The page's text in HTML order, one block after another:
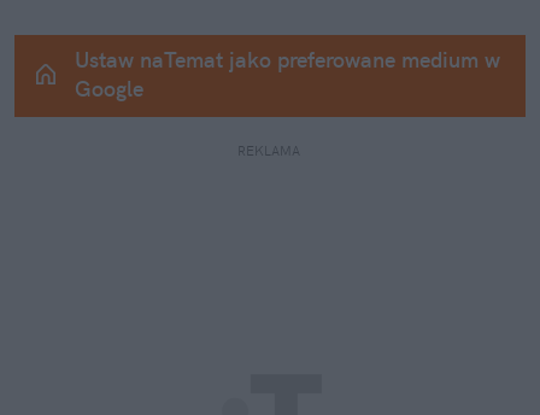
Ustaw naTemat jako preferowane medium w
Google
REKLAMA